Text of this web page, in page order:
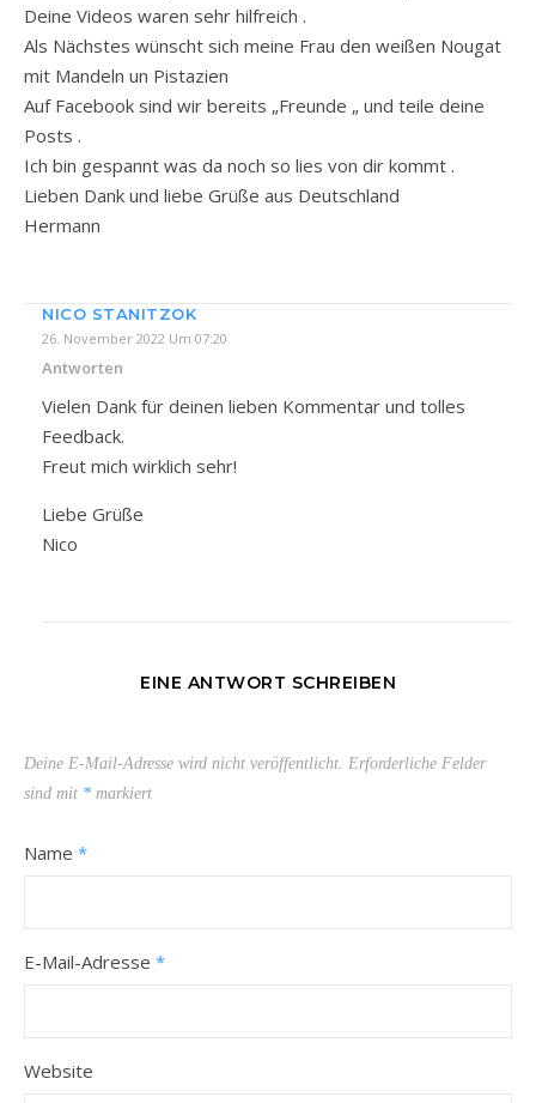
Deine Videos waren sehr hilfreich .
Als Nächstes wünscht sich meine Frau den weißen Nougat
mit Mandeln un Pistazien
Auf Facebook sind wir bereits „Freunde „ und teile deine
Posts .
Ich bin gespannt was da noch so lies von dir kommt .
Lieben Dank und liebe Grüße aus Deutschland
Hermann
NICO STANITZOK
26. November 2022 Um 07:20
Antworten
Vielen Dank für deinen lieben Kommentar und tolles
Feedback.
Freut mich wirklich sehr!
Liebe Grüße
Nico
EINE ANTWORT SCHREIBEN
Deine E-Mail-Adresse wird nicht veröffentlicht. Erforderliche Felder
sind mit * markiert
Name *
E-Mail-Adresse *
Website